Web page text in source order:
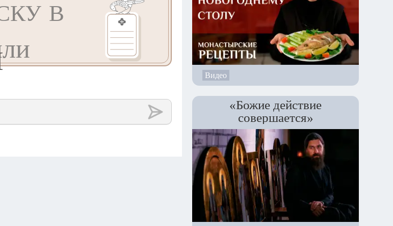
В
Видео
«Божие действие
совершается»